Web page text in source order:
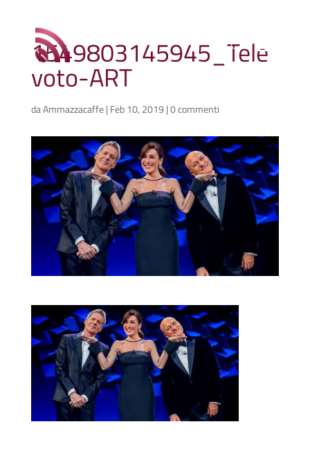
1549803145945_Tele
voto-ART
daAmmazzacaffe| Feb 10, 2019 |0 commenti